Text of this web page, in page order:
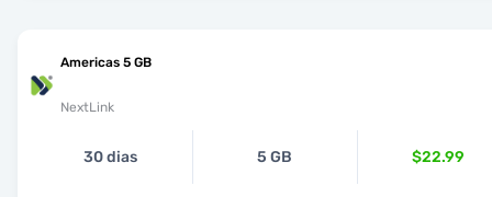
Americas 5 GB
NextLink
30 dias 5 GB $22.99